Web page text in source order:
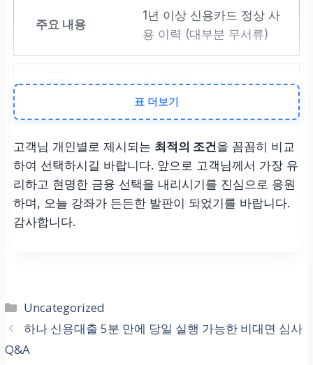
1년 이상 신용카드 정상 사
용 이력 (대부분 무서류)
최저 금리
도에 따라 차등 적용)
조회 방식
표 더보기
고객님 개인별로 제시되는 최적의 조건을 꼼꼼히 비교
하여 선택하시길 바랍니다. 앞으로 고객님께서 가장 유
리하고 현명한 금융 선택을 내리시기를 진심으로 응원
하며, 오늘 강좌가 든든한 발판이 되었기를 바랍니다.
감사합니다.
카
테
고
리
Uncategorized
하나 신용대출 5분 만에 당일 실행 가능한 비대면 심사
Q&A